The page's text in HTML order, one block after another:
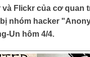
và Flickr của cơ
nhóm hacker
Un hôm 4/4.